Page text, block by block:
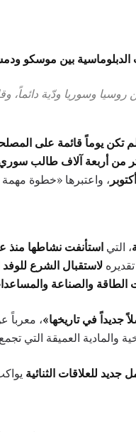
الدبلوماسية بين موسكو
روسيا وسوريا ودّية
يوماً قائمة على المصلحة
من أربعة آلاف طالب سوري
، واعتبرها «خطوة مهمة
، التي استأنفت نشاطها منذ عام
لاستقبال الشرع
والصناعة
جديداً في تاريخها»، معرباً
والمادية العميقة التي
للعلاقات الثنائية